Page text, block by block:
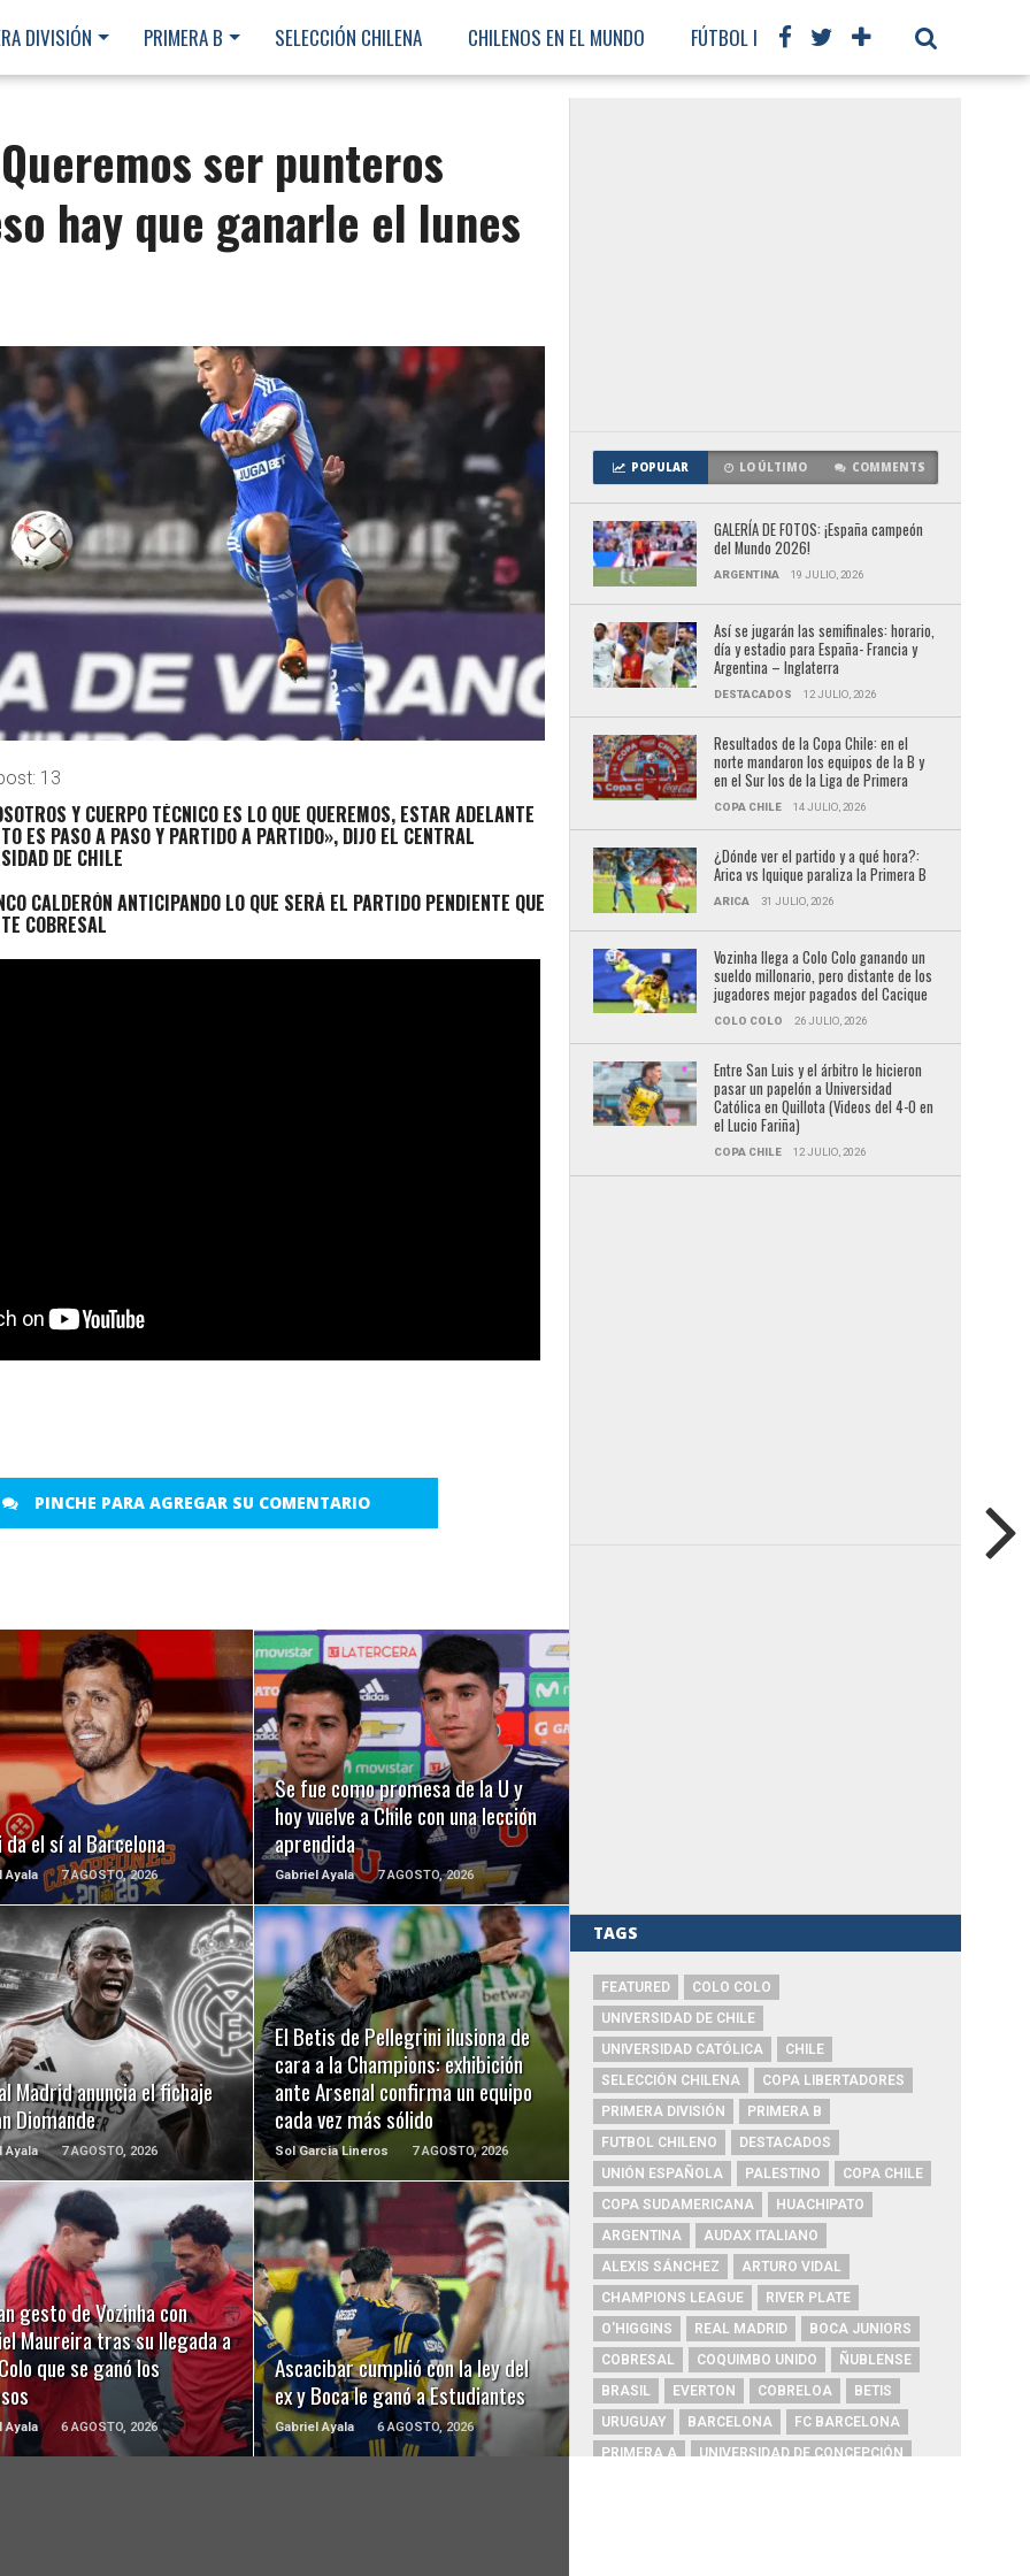
DIVISIÓN PRIMERA B SELECCIÓN CHILENA CHILENOS EN EL MUNDO FÚTBOL INTERNACIONAL
ser punteros
hay que ganarle el lunes
13
Y CUERPO TÉCNICO ES LO QUE QUEREMOS, ESTAR ADELANTE
ES PASO A PASO Y PARTIDO A PARTIDO», DIJO EL CENTRAL
DE CHILE
CALDERÓN ANTICIPANDO LO QUE SERÁ EL PARTIDO PENDIENTE QUE
COBRESAL
PINCHE PARA AGREGAR SU COMENTARIO
el sí al Barcelona
Ayala 7 AGOSTO, 2026
LEER MÁS
Se fue como promesa de la U y
hoy vuelve a Chile con una lección
aprendida
Gabriel Ayala 7 AGOSTO, 2026
LEER MÁS
Madrid anuncia el fichaje
Diomande
Ayala 7 AGOSTO, 2026
LEER MÁS
El Betis de Pellegrini ilusiona de
cara a la Champions: exhibición
ante Arsenal confirma un equipo
cada vez más sólido
Sol Garcia Lineros 7 AGOSTO, 2026
LEER MÁS
gesto de Vozinha con
Maureira tras su llegada a
que se ganó los
Ayala 6 AGOSTO, 2026
LEER MÁS
Ascacibar cumplió con la ley del
ex y Boca le ganó a Estudiantes
Gabriel Ayala 6 AGOSTO, 2026
LEER MÁS
POPULAR LO ÚLTIMO COMMENTS
GALERÍA DE FOTOS: ¡España campeón
del Mundo 2026!
ARGENTINA 19 JULIO, 2026
Así se jugarán las semifinales: horario,
día y estadio para España- Francia y
Argentina – Inglaterra
DESTACADOS 12 JULIO, 2026
Resultados de la Copa Chile: en el
norte mandaron los equipos de la B y
en el Sur los de la Liga de Primera
COPA CHILE 14 JULIO, 2026
¿Dónde ver el partido y a qué hora?:
Arica vs Iquique paraliza la Primera B
ARICA 31 JULIO, 2026
Vozinha llega a Colo Colo ganando un
sueldo millonario, pero distante de los
jugadores mejor pagados del Cacique
COLO COLO 26 JULIO, 2026
Entre San Luis y el árbitro le hicieron
pasar un papelón a Universidad
Católica en Quillota (Videos del 4-0 en
el Lucio Fariña)
COPA CHILE 12 JULIO, 2026
TAGS
FEATURED
COLO COLO
UNIVERSIDAD DE CHILE
UNIVERSIDAD CATÓLICA
CHILE
SELECCIÓN CHILENA
COPA LIBERTADORES
PRIMERA DIVISIÓN
PRIMERA B
FUTBOL CHILENO
DESTACADOS
UNIÓN ESPAÑOLA
PALESTINO
COPA CHILE
COPA SUDAMERICANA
HUACHIPATO
ARGENTINA
AUDAX ITALIANO
ALEXIS SÁNCHEZ
ARTURO VIDAL
CHAMPIONS LEAGUE
RIVER PLATE
O'HIGGINS
REAL MADRID
BOCA JUNIORS
COBRESAL
COQUIMBO UNIDO
ÑUBLENSE
BRASIL
EVERTON COBRELOA
BETIS
URUGUAY
BARCELONA
FC BARCELONA
PRIMERA A
UNIVERSIDAD DE CONCEPCIÓN